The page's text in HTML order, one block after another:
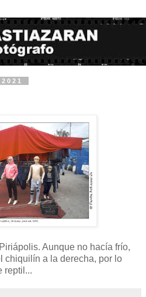
Aunque no hacía frío,
chiquilín a la derecha, por lo
reptil...